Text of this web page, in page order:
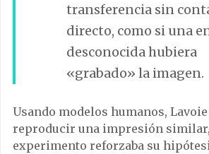
transferencia sin
directo, como si una
desconocida hubiera
«grabado» la imagen.
Usando modelos humanos,
reproducir una impresión
experimento reforzaba su